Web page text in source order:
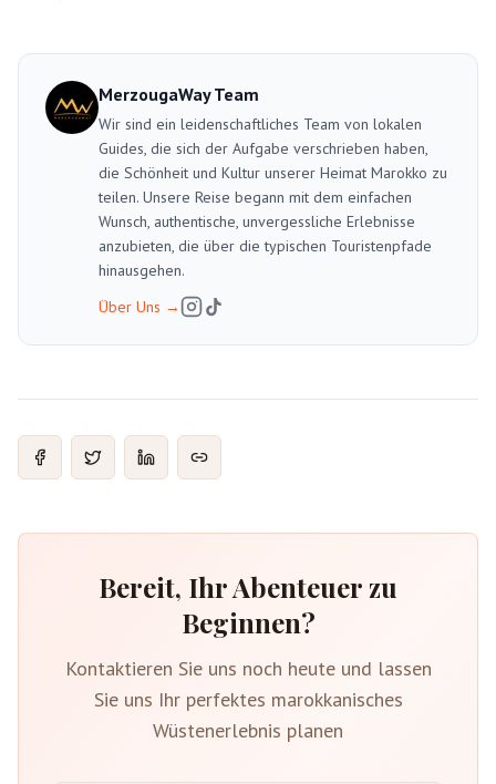
MerzougaWay Team
Wir sind ein leidenschaftliches Team von lokalen
Guides, die sich der Aufgabe verschrieben haben,
die Schönheit und Kultur unserer Heimat Marokko zu
teilen. Unsere Reise begann mit dem einfachen
Wunsch, authentische, unvergessliche Erlebnisse
anzubieten, die über die typischen Touristenpfade
hinausgehen.
Über Uns →
Bereit, Ihr Abenteuer zu
Beginnen?
Kontaktieren Sie uns noch heute und lassen
Sie uns Ihr perfektes marokkanisches
Wüstenerlebnis planen